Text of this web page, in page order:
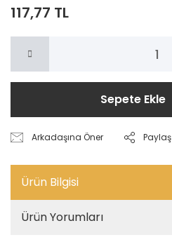
117,77 TL
Sepete Ekle
Arkadaşına Öner Paylaş
Ürün Bilgisi
Ürün Yorumları